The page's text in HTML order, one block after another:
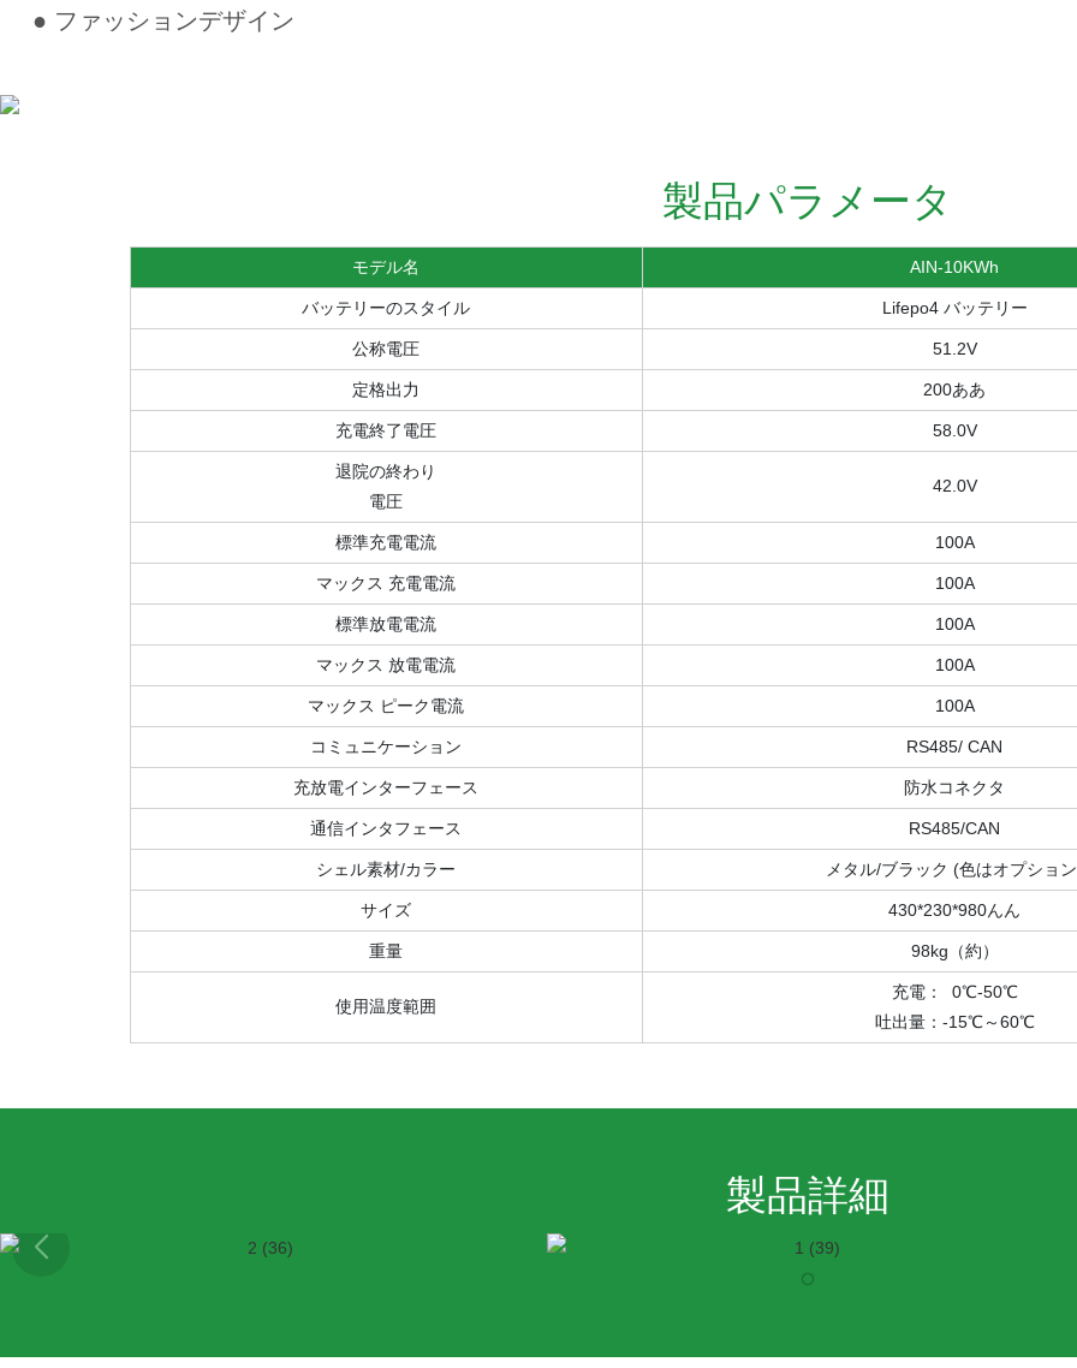
● ファッションデザイン
製品パラメータ
モデル名 AIN-10KWh
バッテリーのスタイル Lifepo4 バッテリー
公称電圧 51.2V
定格出力 200ああ
充電終了電圧 58.0V
退院の終わり
電圧
42.0V
標準充電電流 100A
マックス 充電電流 100A
標準放電電流 100A
マックス 放電電流 100A
マックス ピーク電流 100A
コミュニケーション RS485/ CAN
充放電インターフェース 防水コネクタ
通信インタフェース RS485/CAN
シェル素材/カラー メタル/ブラック (色はオプショ
サイズ 430*230*980んん
重量 98kg（約）
使用温度範囲
充電： 0℃-50℃
吐出量：-15℃～60℃
製品詳細